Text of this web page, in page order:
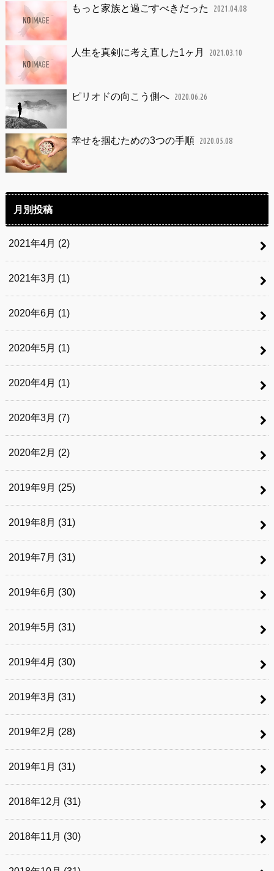
もっと家族と過ごすべきだった 2021.04.08
人生を真剣に考え直した1ヶ月 2021.03.10
ピリオドの向こう側へ 2020.06.26
幸せを掴むための3つの手順 2020.05.08
月別投稿
2021年4月 (2)
2021年3月 (1)
2020年6月 (1)
2020年5月 (1)
2020年4月 (1)
2020年3月 (7)
2020年2月 (2)
2019年9月 (25)
2019年8月 (31)
2019年7月 (31)
2019年6月 (30)
2019年5月 (31)
2019年4月 (30)
2019年3月 (31)
2019年2月 (28)
2019年1月 (31)
2018年12月 (31)
2018年11月 (30)